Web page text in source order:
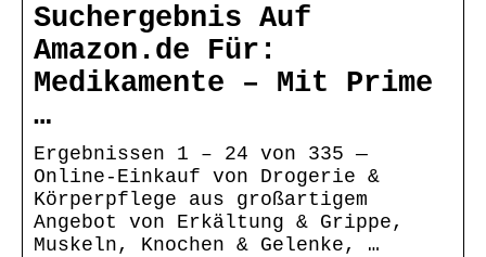
Suchergebnis Auf
Amazon.de Für:
Medikamente – Mit Prime
…
Ergebnissen 1 – 24 von 335 —
Online-Einkauf von Drogerie &
Körperpflege aus großartigem
Angebot von Erkältung & Grippe,
Muskeln, Knochen & Gelenke, …